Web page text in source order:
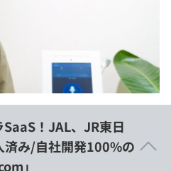
！JAL、JR東日
済み/自社開発100%の
」